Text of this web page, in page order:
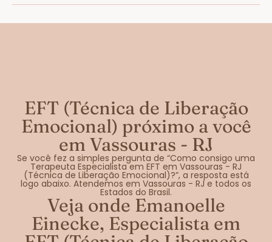
EFT (Técnica de Liberação
Emocional) próximo a você
em Vassouras - RJ
Se você fez a simples pergunta de “Como consigo uma
Terapeuta Especialista em EFT em Vassouras - RJ
(Técnica de Liberação Emocional)?”, a resposta está
logo abaixo. Atendemos em Vassouras - RJ e todos os
Estados do Brasil.
Veja onde Emanoelle
Einecke, Especialista em